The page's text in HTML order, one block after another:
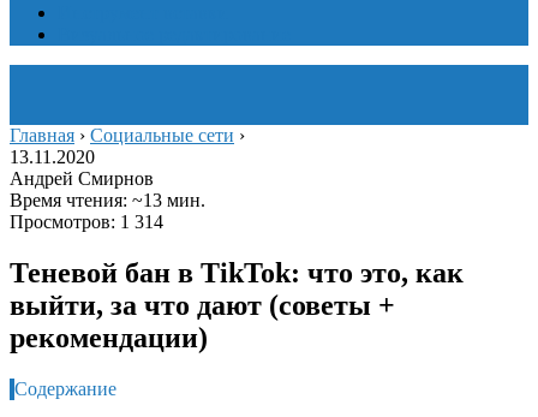
Главная › Социальные сети ›
13.11.2020
Андрей Смирнов
Время чтения: ~13 мин.
Просмотров: 1 314
Теневой бан в TikTok: что это, как
выйти, за что дают (советы +
рекомендации)
Содержание